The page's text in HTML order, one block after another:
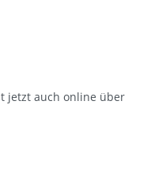
jetzt auch online über